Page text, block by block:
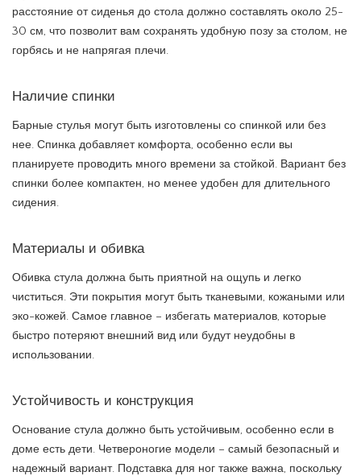
расстояние от сиденья до стола должно составлять около 25-
30 см, что позволит вам сохранять удобную позу за столом, не
горбясь и не напрягая плечи.
Наличие спинки
Барные стулья могут быть изготовлены со спинкой или без
нее. Спинка добавляет комфорта, особенно если вы
планируете проводить много времени за стойкой. Вариант без
спинки более компактен, но менее удобен для длительного
сидения.
Материалы и обивка
Обивка стула должна быть приятной на ощупь и легко
чиститься. Эти покрытия могут быть тканевыми, кожаными или
эко-кожей. Самое главное – избегать материалов, которые
быстро потеряют внешний вид или будут неудобны в
использовании.
Устойчивость и конструкция
Основание стула должно быть устойчивым, особенно если в
доме есть дети. Четвероногие модели – самый безопасный и
надежный вариант. Подставка для ног также важна, поскольку